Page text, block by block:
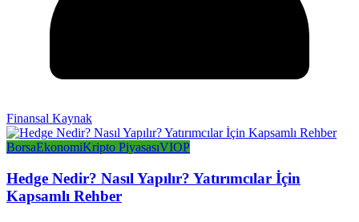
Finansal Kaynak
BorsaEkonomiKripto PiyasasıVIOP
Hedge Nedir? Nasıl Yapılır? Yatırımcılar İçin
Kapsamlı Rehber